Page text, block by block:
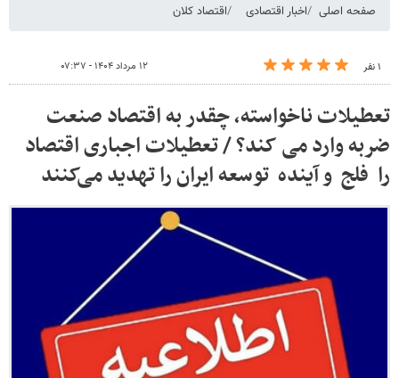
صفحه اصلی اخبار اقتصادی اقتصاد کلان
۱ نفر ۱۲ مرداد ۱۴۰۴ - ۰۷:۳۷
تعطیلات ناخواسته، چقدر به اقتصاد صنعت
ضربه وارد می کند؟ / تعطیلات اجباری اقتصاد
را فلج و آینده توسعه ایران را تهدید می‌کنند